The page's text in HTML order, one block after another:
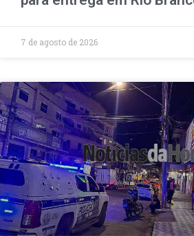
7 de agosto de 2026